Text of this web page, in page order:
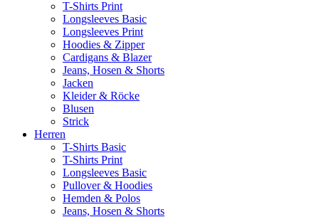
T-Shirts Print
Longsleeves Basic
Longsleeves Print
Hoodies & Zipper
Cardigans & Blazer
Jeans, Hosen & Shorts
Jacken
Kleider & Röcke
Blusen
Strick
Herren
T-Shirts Basic
T-Shirts Print
Longsleeves Basic
Pullover & Hoodies
Hemden & Polos
Jeans, Hosen & Shorts